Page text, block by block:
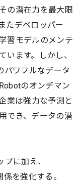
の潜在力を最大限
たデベロッパー
習モデルのメンテ
います。しかし、
パワフルなデータ
のオンデマン
業は強力な予測と
でき、データの潜
に加え、
を強化する。